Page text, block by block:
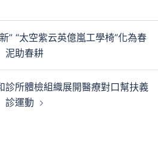
” “太空紫云英億嵐工學椅”化為春
泥助春耕
診所體檢組織展開醫療對口幫扶義
診運動